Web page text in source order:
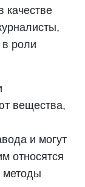
качестве
в роли
вещества,
и могут
относятся